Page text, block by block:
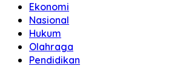
Ekonomi
Nasional
Hukum
Olahraga
Pendidikan